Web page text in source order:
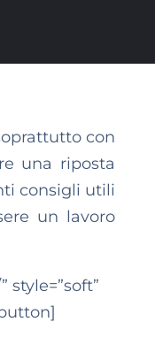
con
una riposta
consigli utili
un lavoro